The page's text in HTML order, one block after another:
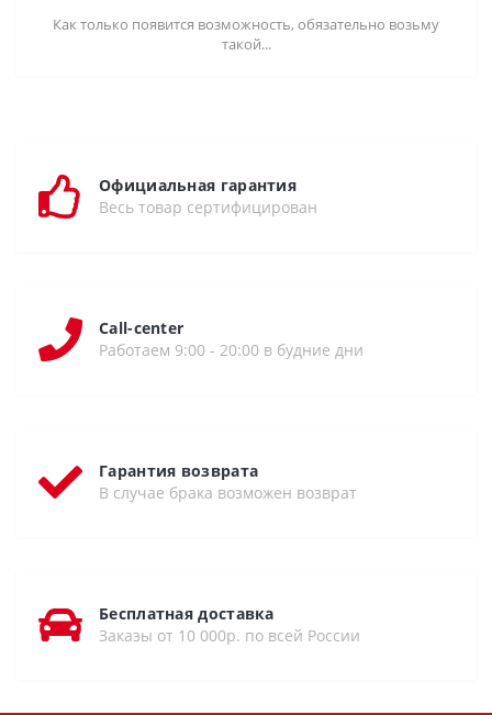
Как только появится возможность, обязательно возьму
такой...
Официальная гарантия
Весь товар сертифицирован
Call-center
Работаем 9:00 - 20:00 в будние дни
Гарантия возврата
В случае брака возможен возврат
Бесплатная доставка
Заказы от 10 000р. по всей России